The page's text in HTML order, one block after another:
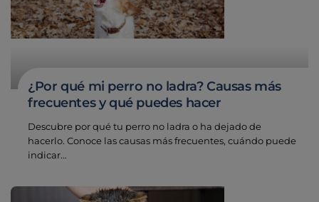
¿Por qué mi perro no ladra? Causas más
frecuentes y qué puedes hacer
Descubre por qué tu perro no ladra o ha dejado de
hacerlo. Conoce las causas más frecuentes, cuándo puede
indicar…